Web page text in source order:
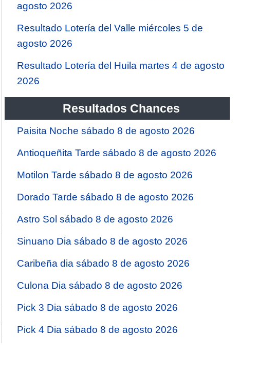
agosto 2026
Resultado Lotería del Valle miércoles 5 de
agosto 2026
Resultado Lotería del Huila martes 4 de agosto
2026
Resultados Chances
Paisita Noche sábado 8 de agosto 2026
Antioqueñita Tarde sábado 8 de agosto 2026
Motilon Tarde sábado 8 de agosto 2026
Dorado Tarde sábado 8 de agosto 2026
Astro Sol sábado 8 de agosto 2026
Sinuano Dia sábado 8 de agosto 2026
Caribeña dia sábado 8 de agosto 2026
Culona Dia sábado 8 de agosto 2026
Pick 3 Dia sábado 8 de agosto 2026
Pick 4 Dia sábado 8 de agosto 2026